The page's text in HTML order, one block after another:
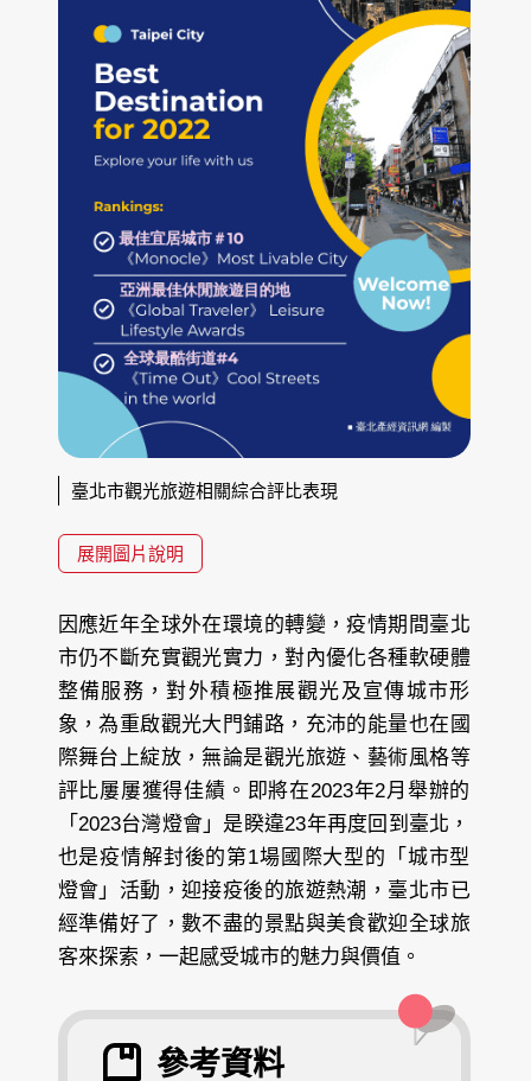
臺北市觀光旅遊相關綜合評比表現
展開圖片說明
因應近年全球外在環境的轉變，疫情期間臺北
市仍不斷充實觀光實力，對內優化各種軟硬體
整備服務，對外積極推展觀光及宣傳城市形
象，為重啟觀光大門鋪路，充沛的能量也在國
際舞台上綻放，無論是觀光旅遊、藝術風格等
評比屢屢獲得佳績。即將在2023年2月舉辦的
「2023台灣燈會」是睽違23年再度回到臺北，
也是疫情解封後的第1場國際大型的「城市型
燈會」活動，迎接疫後的旅遊熱潮，臺北市已
經準備好了，數不盡的景點與美食歡迎全球旅
客來探索，一起感受城市的魅力與價值。
參考資料